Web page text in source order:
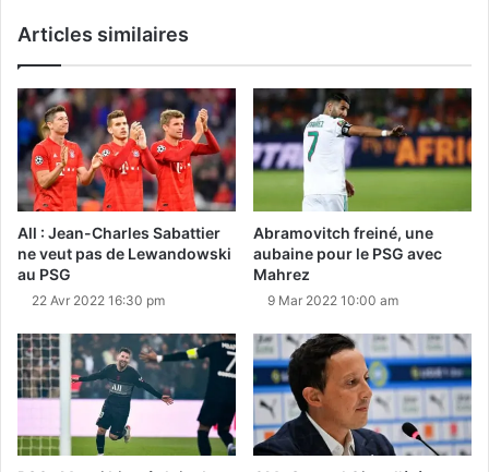
Articles similaires
All : Jean-Charles Sabattier
ne veut pas de Lewandowski
au PSG
22 Avr 2022 16:30 pm
Abramovitch freiné, une
aubaine pour le PSG avec
Mahrez
9 Mar 2022 10:00 am